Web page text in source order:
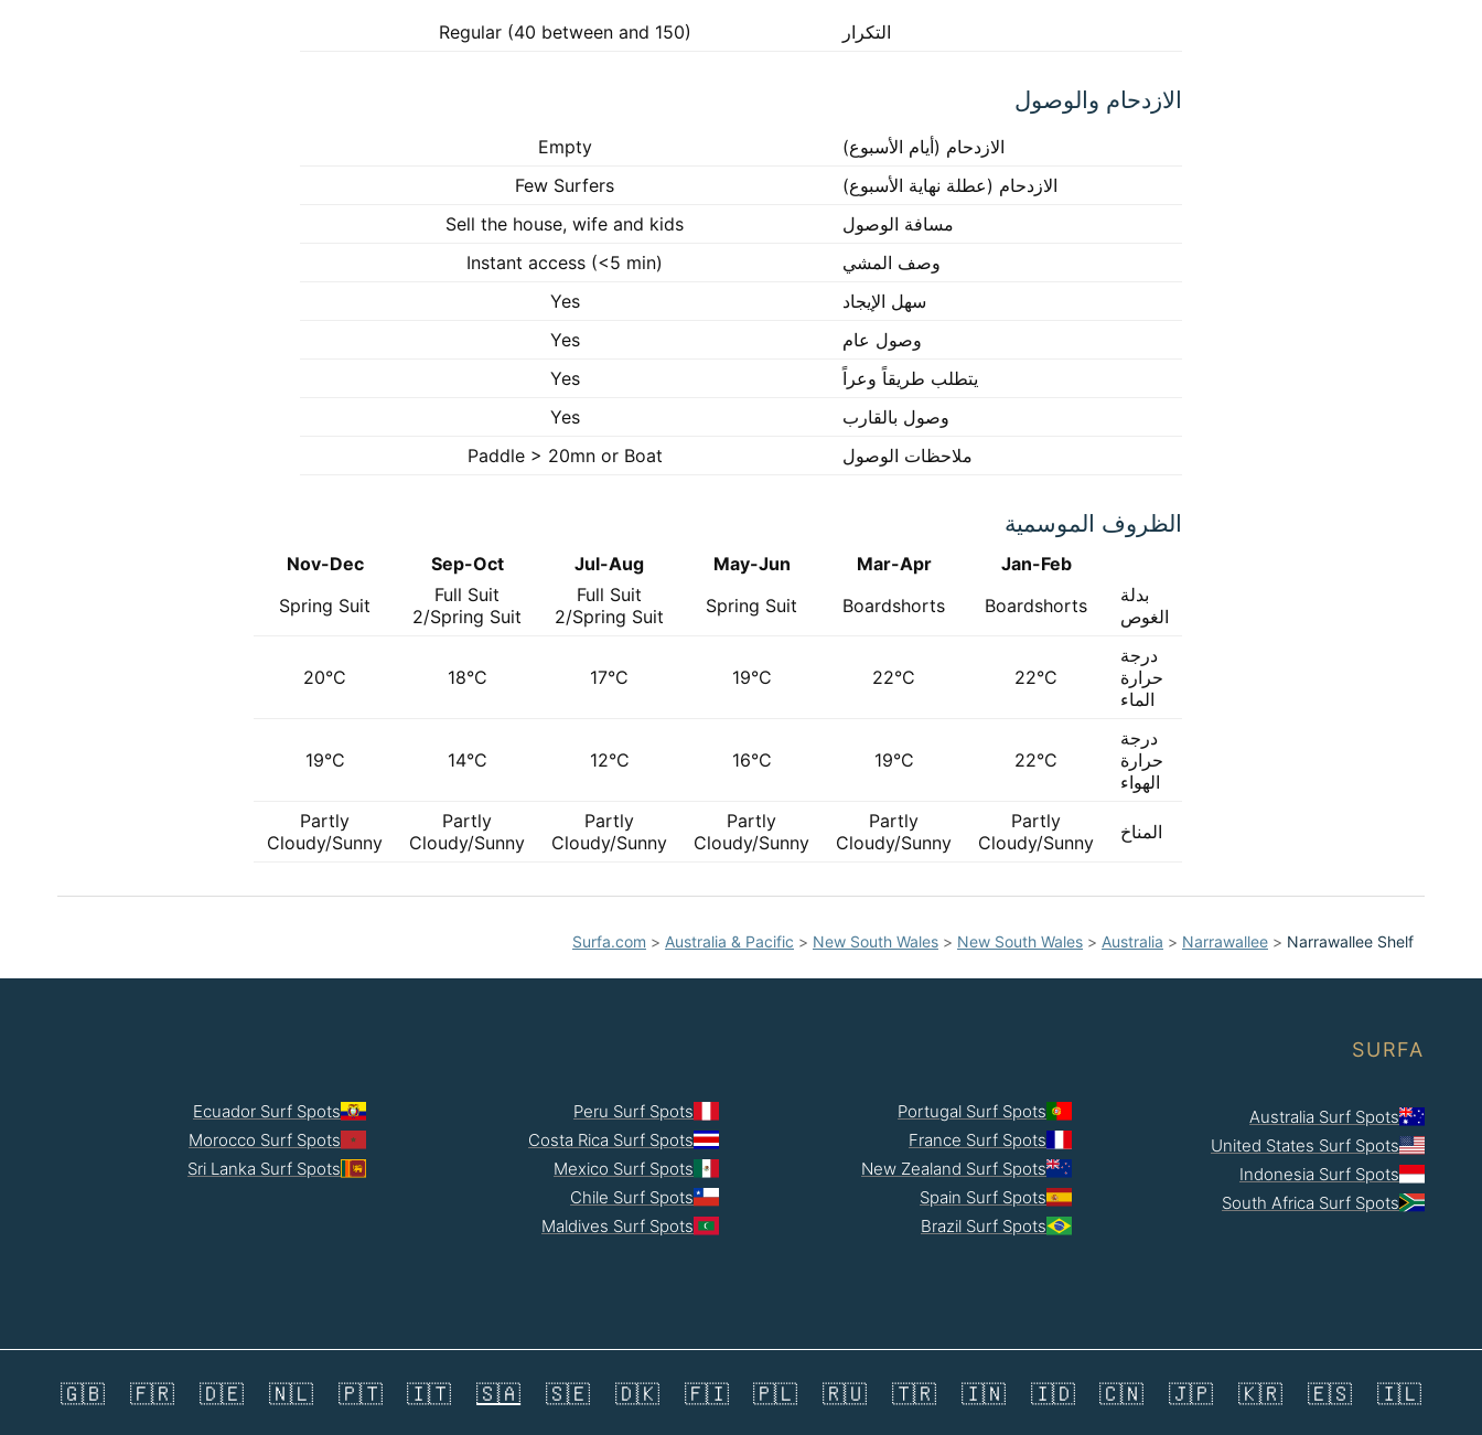
التكرار Regular (40 between and 150)
الازدحام والوصول
الازدحام (أيام الأسبوع)
Empty
الازدحام (عطلة نهاية الأسبوع)
Few Surfers
مسافة الوصول
Sell the house, wife and kids
وصف المشي
Instant access (<5 min)
سهل الإيجاد
Yes
وصول عام
Yes
يتطلب طريقاً وعراً
Yes
وصول بالقارب
Yes
ملاحظات الوصول
Paddle > 20mn or Boat
الظروف الموسمية
Jan-Feb
Mar-Apr
May-Jun
Jul-Aug
Sep-Oct
Nov-Dec
بدلة
الغوص
Boardshorts
Boardshorts
Spring Suit
Full Suit
2/Spring Suit
Full Suit
2/Spring Suit
Spring Suit
درجة
حرارة
الماء
22°C
22°C
19°C
17°C
18°C
20°C
درجة
حرارة
الهواء
22°C
19°C
16°C
12°C
14°C
19°C
المناخ
Partly
Cloudy/Sunny
Partly
Cloudy/Sunny
Partly
Cloudy/Sunny
Partly
Cloudy/Sunny
Partly
Cloudy/Sunny
Partly
Cloudy/Sunny
Surfa.com > Australia & Pacific > New South Wales > New South Wales > Australia > Narrawallee > Narrawallee Shelf
SURFA
Australia Surf Spots
United States Surf Spots
Indonesia Surf Spots
South Africa Surf Spots
Portugal Surf Spots
France Surf Spots
New Zealand Surf Spots
Spain Surf Spots
Brazil Surf Spots
Peru Surf Spots
Costa Rica Surf Spots
Mexico Surf Spots
Chile Surf Spots
Maldives Surf Spots
Ecuador Surf Spots
Morocco Surf Spots
Sri Lanka Surf Spots
🇬🇧 🇫🇷 🇩🇪 🇳🇱 🇵🇹 🇮🇹 🇸🇦 🇸🇪 🇩🇰 🇫🇮 🇵🇱 🇷🇺 🇹🇷 🇮🇳 🇮🇩 🇨🇳 🇯🇵 🇰🇷 🇪🇸 🇮🇱